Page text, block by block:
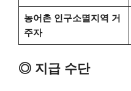
농어촌 인구소멸지역 거
주자
◎ 지급 수단